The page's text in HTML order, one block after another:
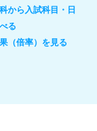
から入試科目・日
る
（倍率）を見る